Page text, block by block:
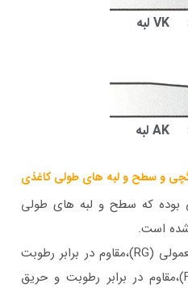
VK لبه
AK لبه
و سطح و لبه های طولی کاغذی
که سطح و لبه های طولی
شده است.
پانل های گچی در چهار نوع معمولی (RG)،مقاوم در برابر رطوبت
(MR)،مقاوم در برابر حریق (FR)،مقاوم در برابر رطوبت و حریق